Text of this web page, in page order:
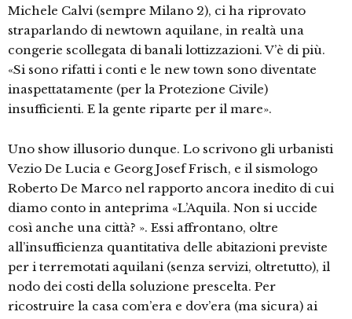
Michele Calvi (sempre Milano 2), ci ha riprovato
straparlando di newtown aquilane, in realtà una
congerie scollegata di banali lottizzazioni. V’è di più.
«Si sono rifatti i conti e le new town sono diventate
inaspettatamente (per la Protezione Civile)
insufficienti. E la gente riparte per il mare».
Uno show illusorio dunque. Lo scrivono gli urbanisti
Vezio De Lucia e Georg Josef Frisch, e il sismologo
Roberto De Marco nel rapporto ancora inedito di cui
diamo conto in anteprima «L’Aquila. Non si uccide
così anche una città? ». Essi affrontano, oltre
all’insufficienza quantitativa delle abitazioni previste
per i terremotati aquilani (senza servizi, oltretutto), il
nodo dei costi della soluzione prescelta. Per
ricostruire la casa com’era e dov’era (ma sicura) ai